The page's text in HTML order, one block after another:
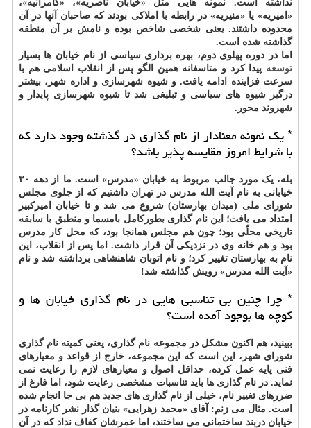
نداشته است. نمونه هایی مثل «خیابان ناصریه»، «کامرانیه»،
«امیریه» یا «منیریه» در رابطه با املاکی بودند که صاحبان آنها در آن
محدوده داشتند. یعنی شخصی شاخص بوده و نامش بر آن منطقه
گذاشته شده است.
اما در دوره پهلوی دوم، بهره برداری سیاسی از نام خیابان ها بسیار
توسعه پیدا کرد و متاسفانه همین الگو پس از انقلاب اسلامی هم با
سرعت فزاینده ادامه یافت. و شیوه شهرسازی و اداره شهر، بیشتر
درگیر شیوه های سیاسی و تبلیغی شد تا شیوه شهرسازی پایدار و
شهروند محور.
* یک نمونه معنادار از نام گذاری در گذشته وجود دارد که
با شرایط امروز مقایسه پذیر باشد؟
بله، یک مورد جالب مربوط به خیابان «مدرس» است. ما از دهه ۳۰
خیابانی به نام آیت الله مدرس در تهران داشتیم که از جلوی مجلس
شورای ملی (میدان بهارستان) شروع می شد و تا خیابان امیرکبیر
امتداد می یافت؛ این نام گذاری بطورکامل بامسما و منطبق با سابقه
تاریخی محلّی بود؛ چون هم مجلس همانجا بود، که محل کار مدرس
بود و هم خانه وی در نزدیکی آن قرار داشت. اما پس از انقلاب، این
نام به بهارستان تغییر کرد؛ و نام اتوبان شاهنشاهی برداشته شد و نام
«آیت الله مدرس» رویش گذاشته شد!
* چرا چنین بی تناسبی هایی در نام گذاری خیابان ها و
کوچه ها بوجود آمده است؟
ببینید، هم اکنون مشکل در مجموعه نام گذاری، یعنی کمیته نام گذاری
شورای شهر، این است که این مجموعه، خارج از قواعد و معیارهای
فنی پایه عمل کرده، حداقل اصول و معیارهای لازم را رعایت نمی
نماید. در نام گذاری ها باید تناسبات مشخصی رعایت شود، اما فارغ از
ضررهای تغییر نام، خیلی از نام گذاری های جدید هم بی جا انجام شده
است. مثال می زنم: آقای «محمد زهرایی» بنیان گذار نشر کارنامه در
خیابان دربند ساختمانی می ساختند، اما عمرشان کفاف نداد که در آن